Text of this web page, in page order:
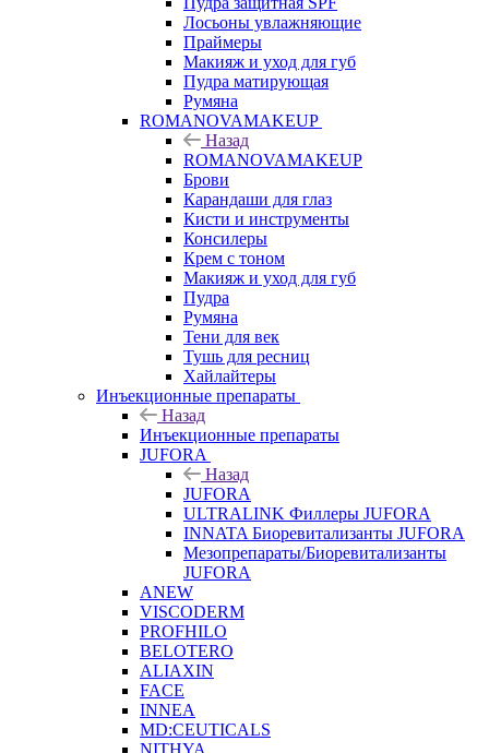
Лосьоны увлажняющие
Праймеры
Макияж и уход для губ
Пудра матирующая
Румяна
ROMANOVAMAKEUP
Назад
ROMANOVAMAKEUP
Брови
Карандаши для глаз
Кисти и инструменты
Консилеры
Крем с тоном
Макияж и уход для губ
Пудра
Румяна
Тени для век
Тушь для ресниц
Хайлайтеры
Инъекционные препараты
Назад
Инъекционные препараты
JUFORA
Назад
JUFORA
ULTRALINK Филлеры JUFORA
INNATA Биоревитализанты JUFORA
Мезопрепараты/Биоревитализанты
JUFORA
ANEW
VISCODERM
PROFHILO
BELOTERO
ALIAXIN
FACE
INNEA
MD:CEUTICALS
NITHYA